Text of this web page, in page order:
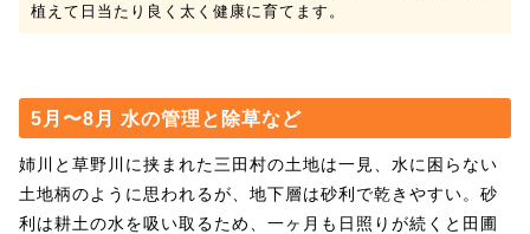
植えて日当たり良く太く健康に育てます。
5月〜8月 水の管理と除草など
姉川と草野川に挟まれた三田村の土地は一見、水に困らない
土地柄のように思われるが、地下層は砂利で乾きやすい。砂
利は耕土の水を吸い取るため、一ヶ月も日照りが続くと田圃